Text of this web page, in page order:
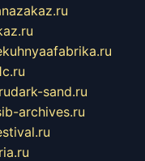
dark-sand.ru
archives.ru